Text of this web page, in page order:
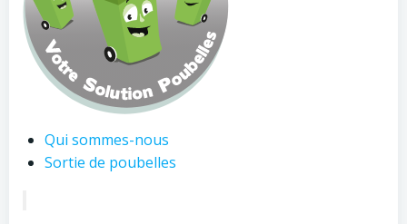
Qui sommes-nous
Sortie de poubelles